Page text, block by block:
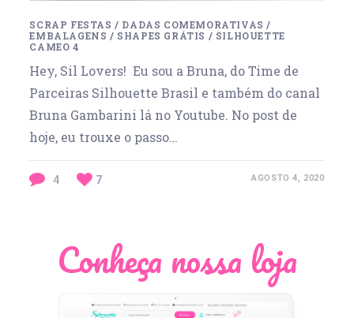
SCRAP FESTAS / DADAS COMEMORATIVAS /
EMBALAGENS / SHAPES GRÁTIS / SILHOUETTE
CAMEO 4
Hey, Sil Lovers! Eu sou a Bruna, do Time de
Parceiras Silhouette Brasil e também do canal
Bruna Gambarini lá no Youtube. No post de
hoje, eu trouxe o passo…
4 7 AGOSTO 4, 2020
Conheça nossa loja